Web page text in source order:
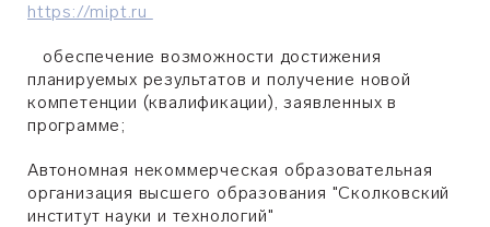
https://mipt.ru
обеспечение возможности достижения
планируемых результатов и получение новой
компетенции (квалификации), заявленных в
программе;
Автономная некоммерческая образовательная
организация высшего образования "Сколковский
институт науки и технологий"